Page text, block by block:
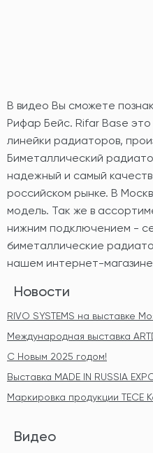
В видео Вы сможете
Рифар Бейс. Rifar Base
линейки радиаторов,
Биметаллический
надежный и самый
российском рынке. В
модель. Так же в
нижним подключением -
биметаллические
нашем интернет-
Новости
RIVO SYSTEMS на выставке
Международная выставка
С Новым 2025 годом!
Выставка MADE IN RUSSIA
Маркировка продукции TECE
Видео